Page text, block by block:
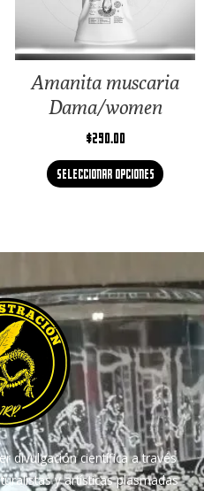
Amanita muscaria
Dama/women
$290.00
Seleccionar opciones
divulgación científica a través
y artísticas plasmadas